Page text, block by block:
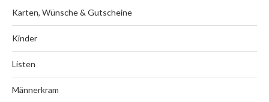
Karten, Wünsche & Gutscheine
Kinder
Listen
Männerkram